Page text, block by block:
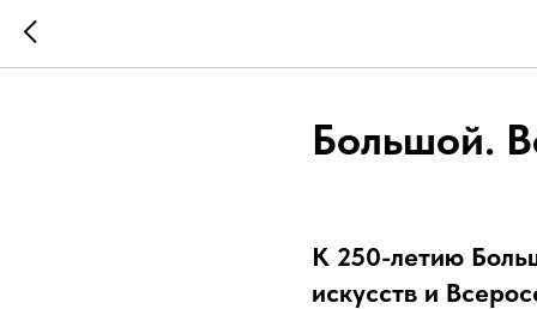
Большой.
К 250-летию
искусств и